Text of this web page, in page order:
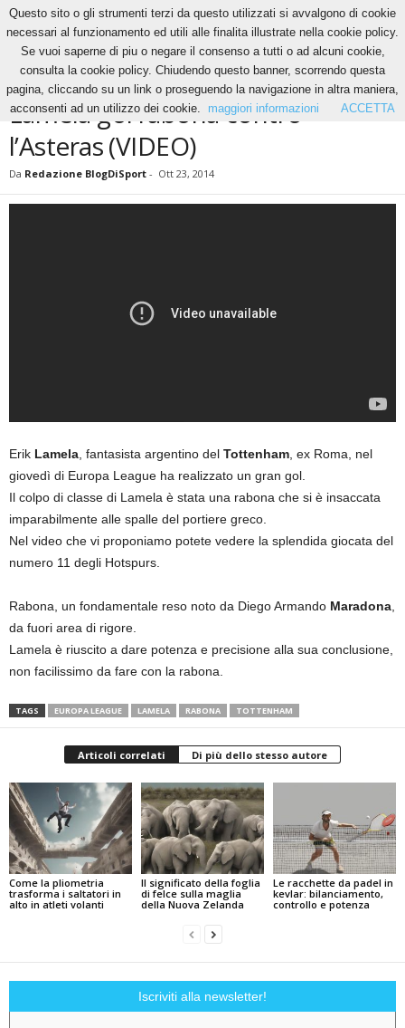
News Lamela gol rabona contro l’Asteras (VIDEO)
NEWS
Lamela gol rabona contro
l’Asteras (VIDEO)
Da Redazione BlogDiSport - Ott 23, 2014
Erik Lamela , fantasista argentino del Tottenham , ex Roma, nel
giovedì di Europa League ha realizzato un gran gol.
Il colpo di classe di Lamela è stata una rabona che si è insaccata
imparabilmente alle spalle del portiere greco.
Nel video che vi proponiamo potete vedere la splendida giocata del
numero 11 degli Hotspurs.
Rabona, un fondamentale reso noto da Diego Armando Maradona
da fuori area di rigore.
Lamela è riuscito a dare potenza e precisione alla sua conclusione,
non facilissimo da fare con la rabona.
TAGS EUROPA LEAGUE LAMELA RABONA TOTTENHAM
Articoli correlati Di più dello stesso autore
Come la pliometria
trasforma i saltatori in
alto in atleti volanti
Il significato della foglia
di felce sulla maglia
della Nuova Zelanda
Le racchette da padel in
kevlar: bilanciamento,
controllo e potenza
Iscriviti alla newsletter!
Questo sito o gli strumenti terzi da questo utilizzati si avvalgono di cookie
necessari al funzionamento ed utili alle finalita illustrate nella cookie policy.
Se vuoi saperne di piu o negare il consenso a tutti o ad alcuni cookie,
consulta la cookie policy. Chiudendo questo banner, scorrendo questa
pagina, cliccando su un link o proseguendo la navigazione in altra maniera,
acconsenti ad un utilizzo dei cookie.
maggiori informazioni ACCETTA